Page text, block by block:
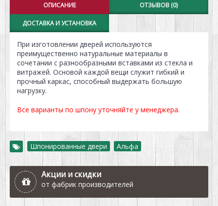
ОПИСАНИЕ ОТЗЫВОВ (0)
ДОСТАВКА И УСТАНОВКА
При изготовлении дверей используются
преимущественно натуральные материалы в
сочетании с разнообразными вставками из стекла и
витражей. Основой каждой вещи служит гибкий и
прочный каркас, способный выдержать большую
нагрузку.
Все варианты по шпону уточняйте у менеджера.
Шпонированные двери Альфа
Акции и скидки
от фабрик производителей